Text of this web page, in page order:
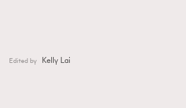
Edited by Kelly Lai